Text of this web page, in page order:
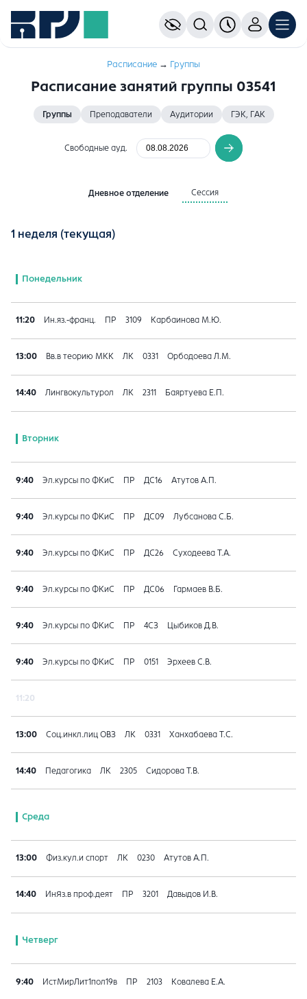
Расписание → Группы
Расписание занятий группы 03541
Группы Преподаватели Аудитории ГЭК, ГАК
Свободные ауд.
Дневное отделение Сессия
1 неделя (текущая)
Понедельник
11:20 Ин.яз.-франц. ПР 3109 Карбаинова М.Ю.
13:00 Вв.в теорию МКК ЛК 0331 Орбодоева Л.М.
14:40 Лингвокультурол ЛК 2311 Баяртуева Е.П.
Вторник
9:40 Эл.курсы по ФКиС ПР ДС16 Атутов А.П.
9:40 Эл.курсы по ФКиС ПР ДС09 Лубсанова С.Б.
9:40 Эл.курсы по ФКиС ПР ДС26 Суходеева Т.А.
9:40 Эл.курсы по ФКиС ПР ДС06 Гармаев В.Б.
9:40 Эл.курсы по ФКиС ПР 4СЗ Цыбиков Д.В.
9:40 Эл.курсы по ФКиС ПР 0151 Эрхеев С.В.
11:20
13:00 Соц.инкл.лиц ОВЗ ЛК 0331 Ханхабаева Т.С.
14:40 Педагогика ЛК 2305 Сидорова Т.В.
Среда
13:00 Физ.кул.и спорт ЛК 0230 Атутов А.П.
14:40 ИнЯз.в проф.деят ПР 3201 Давыдов И.В.
Четверг
9:40 ИстМирЛит1пол19в ПР 2103 Ковалева Е.А.